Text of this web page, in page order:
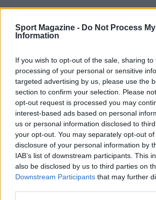
Sport Magazine - Do Not Process
Information
If you wish to opt-out of the sale, sharing
processing of your personal or sensitive
targeted advertising by us, please use the
section to confirm your selection. Please
opt-out request is processed you may
interest-based ads based on personal
us or personal information disclosed to
your opt-out. You may separately opt-out
disclosure of your personal information by
IAB’s list of downstream participants. This
also be disclosed by us to third parties on
Downstream Participants that may further
AUTORE